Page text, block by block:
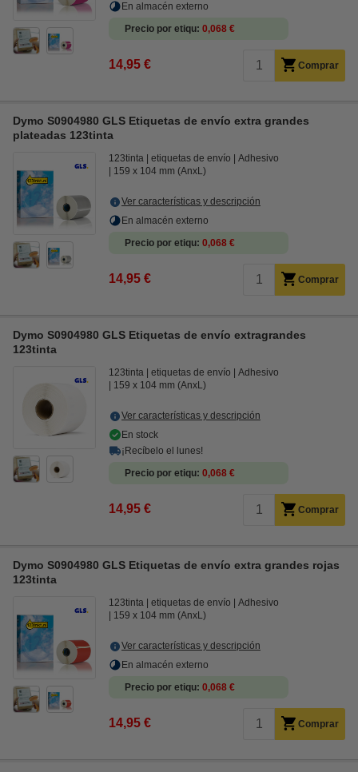
En almacén externo
Precio por etiqu 0,068 €
14,95 € Comprar
Dymo S0904980 GLS Etiquetas de envío extra grandes
plateadas 123tinta
123tinta etiquetas de envío
Adhesivo
159 x 104 mm (AnxL)
Ver características y descripción
En almacén externo
Precio por etiqu 0,068 €
14,95 € Comprar
Dymo S0904980 GLS Etiquetas de envío extragrandes
123tinta
123tinta etiquetas de envío
Adhesivo
159 x 104 mm (AnxL)
Ver características y descripción
En stock
¡Recíbelo el lunes!
Precio por etiqu 0,068 €
14,95 € Comprar
Dymo S0904980 GLS Etiquetas de envío extra grandes rojas
123tinta
123tinta etiquetas de envío
Adhesivo
159 x 104 mm (AnxL)
Ver características y descripción
En almacén externo
Precio por etiqu 0,068 €
14,95 € Comprar